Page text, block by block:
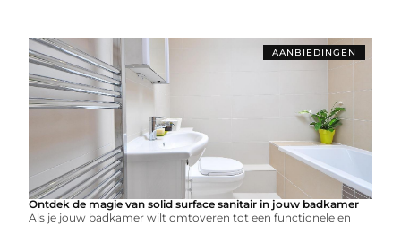
AANBIEDINGEN
Ontdek de magie van solid surface sanitair in jouw badkamer
Als je jouw badkamer wilt omtoveren tot een functionele en